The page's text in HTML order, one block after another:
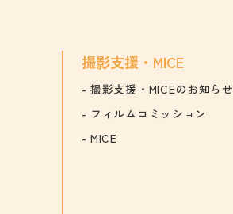
撮影支援・MICE
撮影支援・MICEのお知らせ
フィルムコミッション
MICE